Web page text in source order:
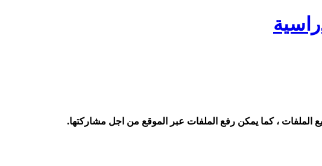
، كما يمكن رفع الملفات عبر الموقع من اجل مشاركتها.